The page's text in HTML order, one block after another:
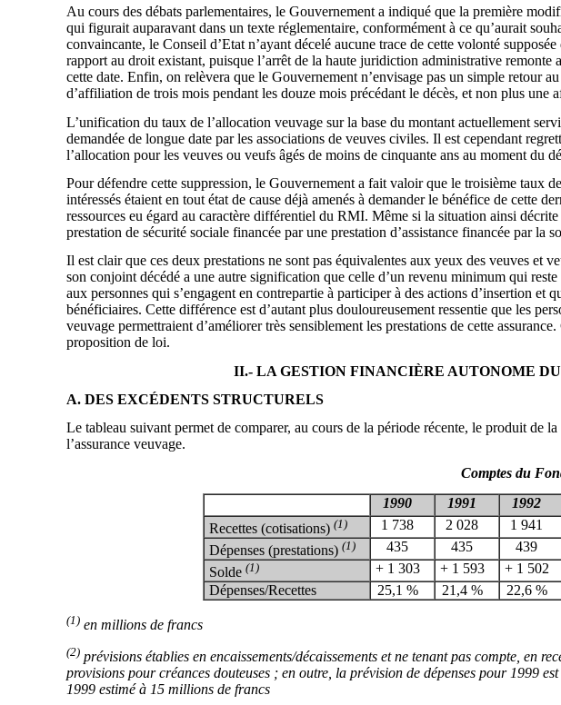
Au cours des débats parlementaires, le Gouvernement a indiqué que la première
qui figurait auparavant dans un texte réglementaire, conformément à ce qu’aurait
convaincante, le Conseil d’Etat n’ayant décelé aucune trace de cette volonté
rapport au droit existant, puisque l’arrêt de la haute juridiction administrative
cette date. Enfin, on relèvera que le Gouvernement n’envisage pas un simple retour au
d’affiliation de trois mois pendant les douze mois précédant le décès, et non plus une
L’unification du taux de l’allocation veuvage sur la base du montant actuellement
demandée de longue date par les associations de veuves civiles. Il est cependant
l’allocation pour les veuves ou veufs âgés de moins de cinquante ans au moment du
Pour défendre cette suppression, le Gouvernement a fait valoir que le troisième taux
intéressés étaient en tout état de cause déjà amenés à demander le bénéfice de cette
ressources eu égard au caractère différentiel du RMI. Même si la situation ainsi
prestation de sécurité sociale financée par une prestation d’assistance financée par la
Il est clair que ces deux prestations ne sont pas équivalentes aux yeux des veuves et
son conjoint décédé a une autre signification que celle d’un revenu minimum qui
aux personnes qui s’engagent en contrepartie à participer à des actions d’insertion
bénéficiaires. Cette différence est d’autant plus douloureusement ressentie que les
veuvage permettraient d’améliorer très sensiblement les prestations de cette
proposition de loi.
II.- LA GESTION FINANCIÈRE AUTONOME
A. DES EXCÉDENTS STRUCTURELS
Le tableau suivant permet de comparer, au cours de la période récente, le produit de
l’assurance veuvage.
Comptes du
1990
1991 1992
Recettes (cotisations) (1) 1 738 2 028 1 941
Dépenses (prestations) (1) 435 435 439
Solde (1) + 1 303 + 1 593 + 1 502
Dépenses/Recettes
25,1 % 21,4 % 22,6 %
(1)en millions de francs
(2)prévisions établies en encaissements/décaissements et ne tenant pas compte, en
provisions pour créances douteuses ; en outre, la prévision de dépenses pour 1999
1999 estimé à 15 millions de francs